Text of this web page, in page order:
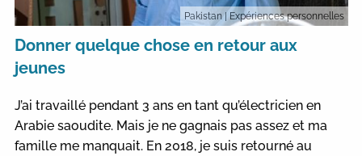
Pakistan| Expériences personnelles
Donner quelque chose en retour aux
jeunes
J’ai travaillé pendant 3 ans en tant qu’électricien en
Arabie saoudite. Mais je ne gagnais pas assez et ma
famille me manquait. En 2018, je suis retourné au